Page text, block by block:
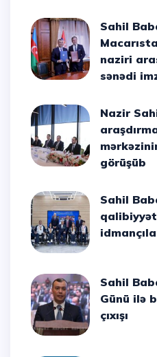
Sahil Babayev və
naziri
sənədi
Nazir Sahil Babayev İƏT-in
görüşüb
Sahil Babayev Vətənə
Sahil Babayevin Sahibkarlar
Günü ilə
çıxışı